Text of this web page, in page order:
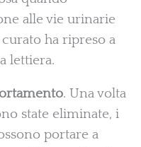
alle vie urinarie
ha ripreso a
lettiera.
. Una volta
state eliminate, i
portare a